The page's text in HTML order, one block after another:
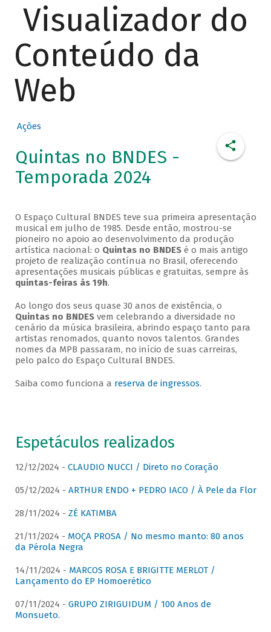
Visualizador do
Conteúdo da
Web
Ações
Quintas no BNDES -
Temporada 2024
O Espaço Cultural BNDES teve sua primeira apresentação
musical em julho de 1985. Desde então, mostrou-se
pioneiro no apoio ao desenvolvimento da produção
artística nacional: o Quintas no BNDESé o mais antigo
projeto de realização contínua no Brasil, oferecendo
apresentações musicais públicas e gratuitas, sempre às
quintas-feiras às 19h.
Ao longo dos seus quase 30 anos de existência, o
Quintas no BNDESvem celebrando a diversidade no
cenário da música brasileira, abrindo espaço tanto para
artistas renomados, quanto novos talentos. Grandes
nomes da MPB passaram, no início de suas carreiras,
pelo palco do Espaço Cultural BNDES.
Saiba como funciona a reserva de ingressos.
Espetáculos realizados
12/12/2024 - CLAUDIO NUCCI / Direto no Coração
05/12/2024 - ARTHUR ENDO + PEDRO IACO / À Pele da Flor
28/11/2024 - ZÉ KATIMBA
21/11/2024 - MOÇA PROSA / No mesmo manto: 80 anos
da Pérola Negra
14/11/2024 - MARCOS ROSA E BRIGITTE MERLOT /
Lançamento do EP Homoerético
07/11/2024 - GRUPO ZIRIGUIDUM / 100 Anos de
Monsueto.